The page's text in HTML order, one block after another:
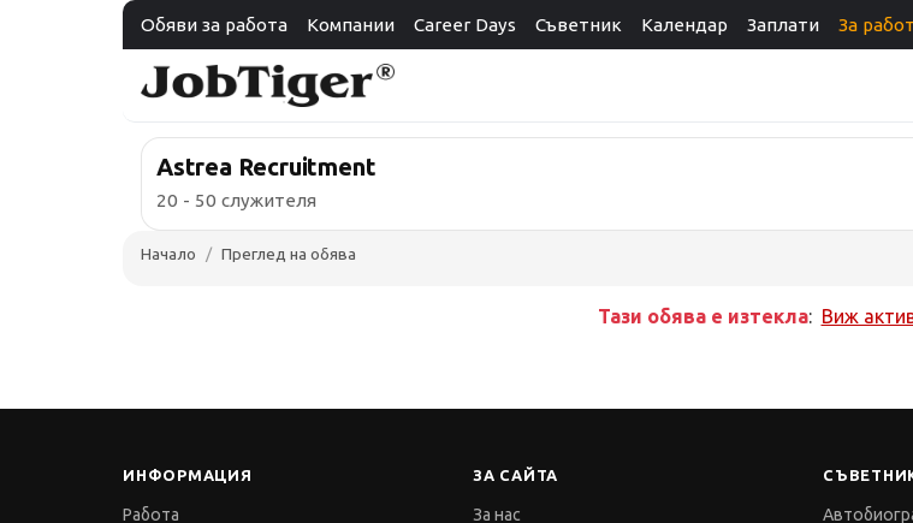
Обяви за работа Компании Career Days Съветник Календар Заплати За
Astrea Recruitment
20 - 50 служителя
Начало Преглед на обява
Тази обява е изтекла: Виж
ИНФОРМАЦИЯ
Работа
ЗА САЙТА
За нас